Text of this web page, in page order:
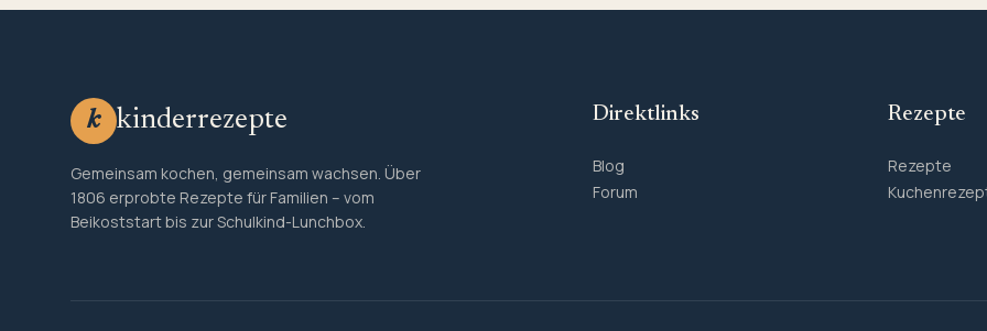
k kinderrezepte
Gemeinsam kochen, gemeinsam wachsen. Über
1806 erprobte Rezepte für Familien – vom
Beikoststart bis zur Schulkind-Lunchbox.
Direktlinks
Blog
Forum
Rezepte
Rezepte